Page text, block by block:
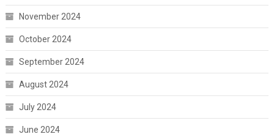
November 2024
October 2024
September 2024
August 2024
July 2024
June 2024